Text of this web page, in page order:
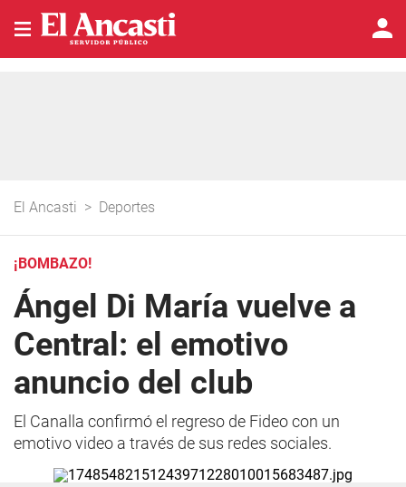
El Ancasti > Deportes
¡BOMBAZO!
Ángel Di María vuelve a
Central: el emotivo
anuncio del club
El Canalla confirmó el regreso de Fideo con un
emotivo video a través de sus redes sociales.